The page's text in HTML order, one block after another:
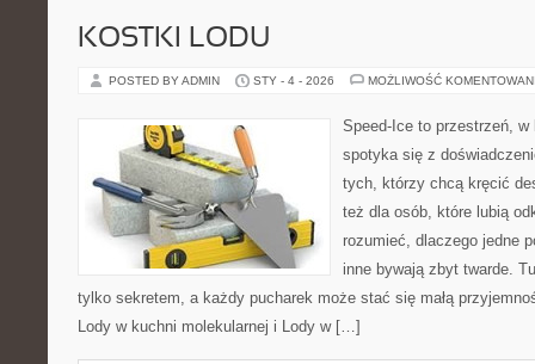
KOSTKI LODU
POSTED BY ADMIN STY - 4 - 2026 MOŻLIWOŚĆ
Speed-Ice to przestrzeń, w
spotyka się z
tych, którzy chcą kręcić
też dla osób, które lubią
rozumieć, dlaczego jedne
inne bywają zbyt twarde.
tylko sekretem, a każdy pucharek może stać się małą
Lody w kuchni molekularnej i Lody w […]